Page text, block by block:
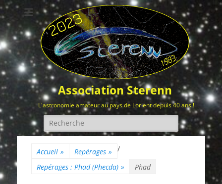
Association Sterenn
L'astronomie amateur au pays de Lorient depuis 40 ans !
Rechercher :
Accueil » Repérages »
/
Repérages : Phad (Phecda) » Phad